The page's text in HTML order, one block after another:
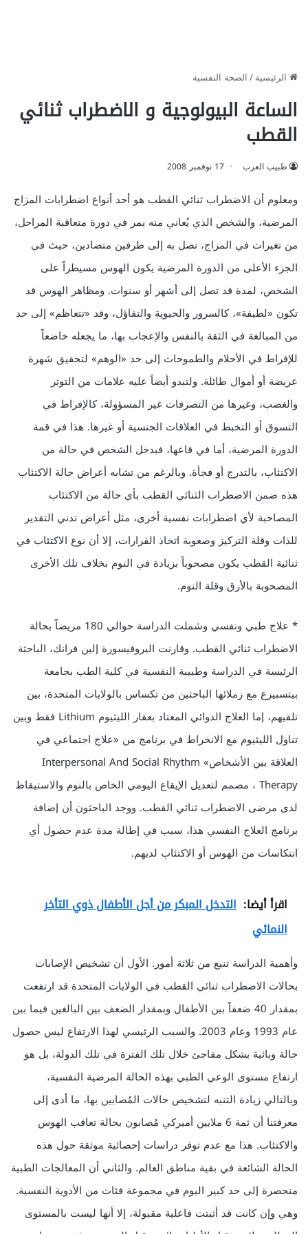
الرئيسية/الصحة النفسية
الساعة البيولوجية و الاضطراب ثنائي
القطب
طبيب العرب 17 نوفمبر 2008
ومعلوم أن الاضطراب ثنائي القطب هو أحد أنواع اضطرابات المزاج
المرضية، والشخص الذي يُعاني منه يمر في دورة متعاقبة المراحل،
من تغيرات في المزاج، تصل به إلى طرفين متضادين، حيث في
الجزء الأعلى من الدورة المرضية يكون الهوس مسيطراً على
الشخص، لمدة قد تصل إلى أشهر أو سنوات. ومظاهر الهوس قد
تكون «لطيفة»، كالسرور والحيوية والتفاؤل، وقد «تتعاظم» إلى حد
من المبالغة في الثقة بالنفس والإعجاب بها، ما يجعله خاضعاً
للإفراط في الأحلام والطموحات إلى حد «الوهم» لتحقيق شهرة
عريضة أو أموال طائلة. ولتبدو أيضاً عليه علامات من التوتر
والغضب، وغيرها من التصرفات غير المسؤولة، كالإفراط في
التسوق أو التخبط في العلاقات الجنسية أو غيرها. هذا في قمة
الدورة المرضية، أما في قاعها، فيدخل الشخص في حالة من
الاكتئاب، بالتدرج أو فجأة. وبالرغم من تشابه أعراض حالة الاكتئاب
هذه ضمن الاضطراب الثنائي القطب بأي حالة من الاكتئاب
المصاحبة لأي اضطرابات نفسية أخرى، مثل أعراض تدني التقدير
للذات وقلة التركيز وصعوبة اتخاذ القرارات، إلا أن نوع الاكتئاب في
ثنائية القطب يكون مصحوباً بزيادة في النوم بخلاف تلك الأخرى
المصحوبة بالأرق وقلة النوم.
* علاج طبي ونفسي وشملت الدراسة حوالي 180 مريضاً بحالة
الاضطراب ثنائي القطب. وقارنت البروفيسورة إلين فرانك، الباحثة
الرئيسة في الدراسة وطبيبة النفسية في كلية الطب بجامعة
بيتسبيرغ مع زملائها الباحثين من تكساس بالولايات المتحدة، بين
تلقيهم، إما العلاج الدوائي المعتاد بعقار الليثيوم Lithium فقط وبين
تناول الليثيوم مع الانخراط في برنامج من «علاج اجتماعي في
العلاقة بين الأشخاص» Interpersonal And Social Rhythm
Therapy ، مصمم لتعديل الإيقاع اليومي الخاص بالنوم والاستيقاظ
لدى مرضى الاضطراب ثنائي القطب. ووجد الباحثون أن إضافة
برنامج العلاج النفسي هذا، سبب في إطالة مدة عدم حصول أي
انتكاسات من الهوس أو الاكتئاب لديهم.
اقرأ أيضا: التدخل المبكر من أجل الأطفال ذوي التأخر
النمائي
وأهمية الدراسة تنبع من ثلاثة أمور. الأول أن تشخيص الإصابات
بحالات الاضطراب ثنائي القطب في الولايات المتحدة قد ارتفعت
بمقدار 40 ضعفاً بين الأطفال وبمقدار الضعف بين البالغين فيما بين
عام 1993 وعام 2003. والسبب الرئيسي لهذا الارتفاع ليس حصول
حالة وبائية بشكل مفاجئ خلال تلك الفترة في تلك الدولة، بل هو
ارتفاع مستوى الوعي الطبي بهذه الحالة المرضية النفسية،
وبالتالي زيادة التنبه لتشخيص حالات المُصابين بها، ما أدى إلى
معرفتنا أن ثمة 6 ملايين أميركي مُصابون بحالة تعاقب الهوس
والاكتئاب. هذا مع عدم توفر دراسات إحصائية موثقة حول هذه
الحالة الشائعة في بقية مناطق العالم. والثاني أن المعالجات الطبية
منحصرة إلى حد كبير اليوم في مجموعة فئات من الأدوية النفسية.
وهي وإن كانت قد أثبتت فاعلية مقبولة، إلا أنها ليست بالمستوى